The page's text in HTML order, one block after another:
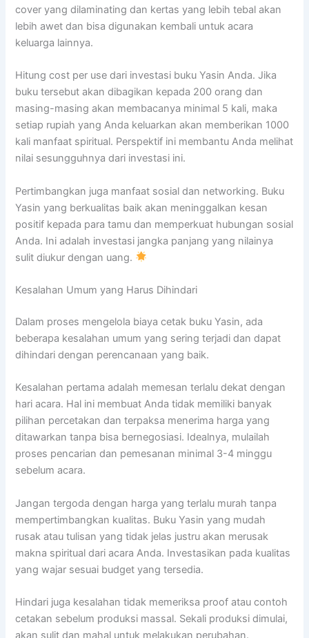
cover yang dilaminating dan kertas yang lebih tebal akan
lebih awet dan bisa digunakan kembali untuk acara
keluarga lainnya.
Hitung cost per use dari investasi buku Yasin Anda. Jika
buku tersebut akan dibagikan kepada 200 orang dan
masing-masing akan membacanya minimal 5 kali, maka
setiap rupiah yang Anda keluarkan akan memberikan 1000
kali manfaat spiritual. Perspektif ini membantu Anda melihat
nilai sesungguhnya dari investasi ini.
Pertimbangkan juga manfaat sosial dan networking. Buku
Yasin yang berkualitas baik akan meninggalkan kesan
positif kepada para tamu dan memperkuat hubungan sosial
Anda. Ini adalah investasi jangka panjang yang nilainya
sulit diukur dengan uang.
Kesalahan Umum yang Harus Dihindari
Dalam proses mengelola biaya cetak buku Yasin, ada
beberapa kesalahan umum yang sering terjadi dan dapat
dihindari dengan perencanaan yang baik.
Kesalahan pertama adalah memesan terlalu dekat dengan
hari acara. Hal ini membuat Anda tidak memiliki banyak
pilihan percetakan dan terpaksa menerima harga yang
ditawarkan tanpa bisa bernegosiasi. Idealnya, mulailah
proses pencarian dan pemesanan minimal 3-4 minggu
sebelum acara.
Jangan tergoda dengan harga yang terlalu murah tanpa
mempertimbangkan kualitas. Buku Yasin yang mudah
rusak atau tulisan yang tidak jelas justru akan merusak
makna spiritual dari acara Anda. Investasikan pada kualitas
yang wajar sesuai budget yang tersedia.
Hindari juga kesalahan tidak memeriksa proof atau contoh
cetakan sebelum produksi massal. Sekali produksi dimulai,
akan sulit dan mahal untuk melakukan perubahan.